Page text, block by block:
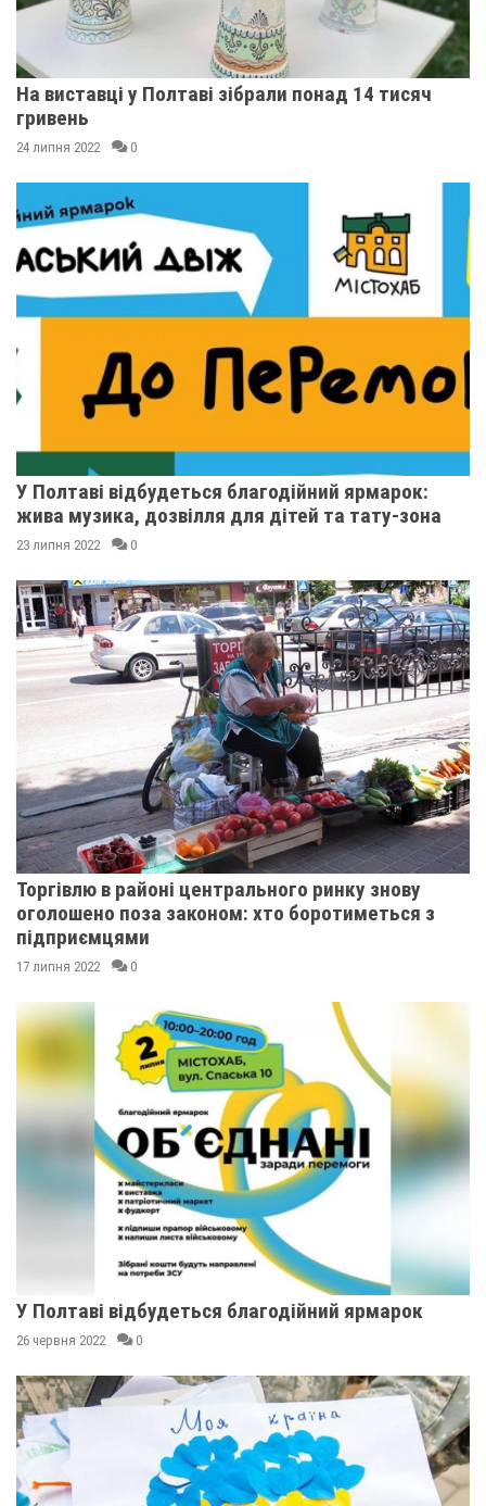
На виставці у Полтаві зібрали понад 14 тисяч
гривень
24 липня 2022 0
У Полтаві відбудеться благодійний ярмарок:
жива музика, дозвілля для дітей та тату-зона
23 липня 2022 0
Торгівлю в районі центрального ринку знову
оголошено поза законом: хто боротиметься з
підприємцями
17 липня 2022 0
У Полтаві відбудеться благодійний ярмарок
26 червня 2022 0